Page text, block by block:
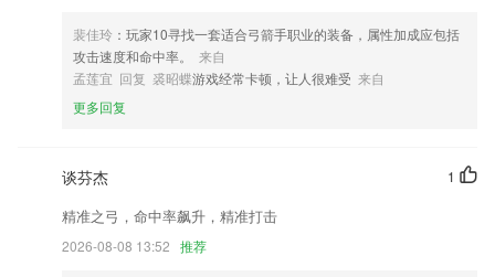
裴佳玲 ：玩家10寻找一套适合弓箭手职业的装备，属性加成应包括
攻击速度和命中率。
来自
孟莲宜 回复 裘昭蝶游戏经常卡顿，让人很难受 来自
更多回复
1
谈芬杰
精准之弓，命中率飙升，精准打击
2026-08-08 13:52 推荐